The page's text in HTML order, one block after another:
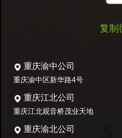
复制
重庆渝中公司
重庆渝中区新华路4号
重庆江北公司
重庆江北观音桥茂业天地
重庆渝北公司